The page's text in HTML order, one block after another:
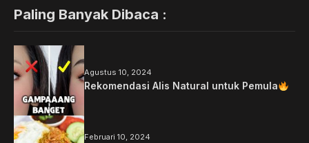
Paling Banyak Dibaca :
Agustus 10, 2024
Rekomendasi Alis Natural untuk Pemula
Februari 10, 2024